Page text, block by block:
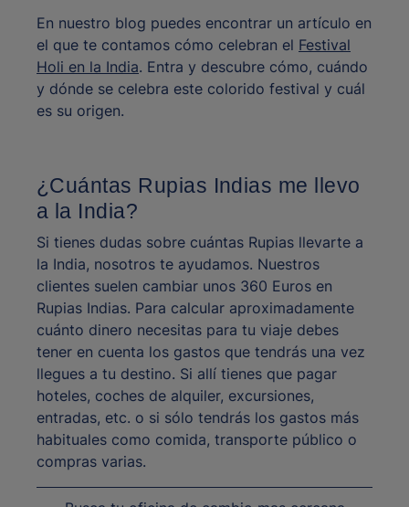
En nuestro blog puedes encontrar un artículo en
el que te contamos cómo celebran el Festival
Holi en la India. Entra y descubre cómo, cuándo
y dónde se celebra este colorido festival y cuál
es su origen.
¿Cuántas Rupias Indias me llevo
a la India?
Si tienes dudas sobre cuántas Rupias llevarte a
la India, nosotros te ayudamos. Nuestros
clientes suelen cambiar unos 360 Euros en
Rupias Indias. Para calcular aproximadamente
cuánto dinero necesitas para tu viaje debes
tener en cuenta los gastos que tendrás una vez
llegues a tu destino. Si allí tienes que pagar
hoteles, coches de alquiler, excursiones,
entradas, etc. o si sólo tendrás los gastos más
habituales como comida, transporte público o
compras varias.